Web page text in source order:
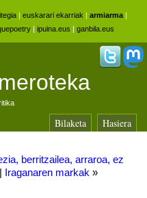
| euskarari ekarriak | armiarma |
| ipuina.eus | ganbila.eus
Bilaketa Hasiera
berritzailea, arraroa, ez
| Iraganaren markak »